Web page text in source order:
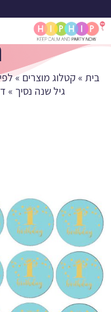
דף
בית » קטלוג מוצרים »
גיל שנה נסיך »